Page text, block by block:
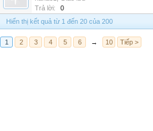
Trả lời:
0
Hiển thị kết quả từ 1 đến 20 của 200
1 2 3 4 5 6 → 10 Tiếp >